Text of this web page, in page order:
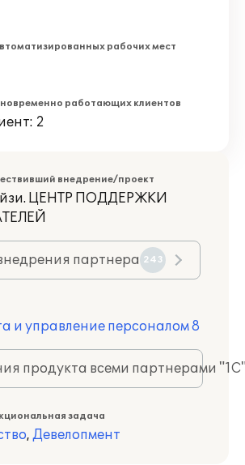
рабочих мест
работающих клиентов
2
внедрение/проект
ЦЕНТР ПОДДЕРЖКИ
партнера 243
и управление персоналом 8
продукта всеми партнерами
задача
, Девелопмент